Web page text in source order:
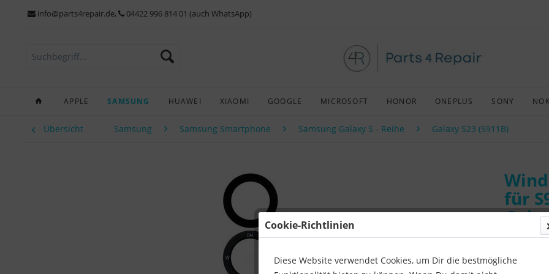
info@parts4repair.de, 04422 996 814 01 (auch WhatsApp)
APPLE SAMSUNG HUAWEI XIAOMI GOOGLE MICROSOFT HONOR ONEPLUS SONY
Übersicht Samsung Samsung Smartphone Samsung Galaxy S - Reihe Galaxy S23 (S911B)
für
Cookie-Richtlinien
Diese Website verwendet Cookies, um Dir die bestmögliche